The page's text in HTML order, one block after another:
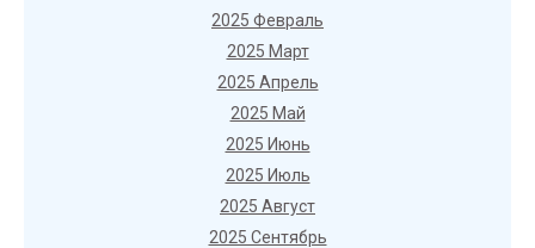
2025 Февраль
2025 Март
2025 Апрель
2025 Май
2025 Июнь
2025 Июль
2025 Август
2025 Сентябрь